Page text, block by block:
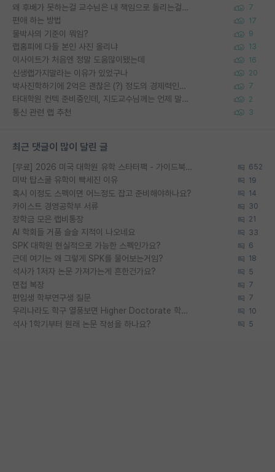
왜 후배가 못하는걸 교수님은 내 책임으로 돌리는걸까요? 7
편애 하는 방법 17
물박사의 기준이 뭐임? 9
랩홈피에 다들 본인 사진 올리냐 13
이사이트가 처음엔 정말 도움많이됐는데 16
신생랩가지말라는 이유가 있었구나 20
박사진학하기에 2억은 괜찮은 (?) 정도의 경제력인가요 7
타대학원 컨텍 준비중인데, 지도교수님께는 언제 말씀드려야 할까요? 2
통신 관련 랩 추천 3
최근 댓글이 많이 달린 글
[무료] 2026 미국 대학원 유학 스타터팩 - 가이드북 & 합격자 컨택메일 템플릿 652
미박 탑스쿨 유학이 빡세진 이유 19
혹시 이정도 스펙이면 어느정도 잡고 준비해야하나요? 14
카이스트 경영공학부 서류 30
장학금 모은 랩비통장 21
AI 학회들 거품 슬슬 지적이 나오네요 33
SPK 대학원 현실적으로 가능한 스펙인가요? 6
근데 여기는 왜 그렇게 SPK를 물어보는거임? 18
석사가 1저자 논문 가져가는게 흔한건가요? 5
면접 복장 7
편입생 학부연구생 질문 7
우리나라도 학구 열풍보면 Higher Doctorate 학위가 필요하다고 봅니다. 10
석사 1학기부터 원래 논문 작성을 하나요? 5